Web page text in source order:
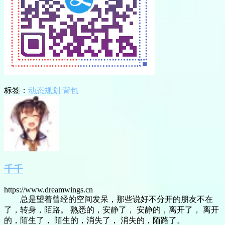
标签： 动态规划 背包
千千
https://www.dreamwings.cn
总是望着曾经的空间发呆，那些说好不分开的朋友不在
了，转身，陌路。 熟悉的，安静了， 安静的，离开了， 离开
的，陌生了， 陌生的，消失了， 消失的，陌路了。